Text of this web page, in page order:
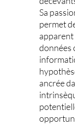
Sa
permet
apparent
données
ancrée